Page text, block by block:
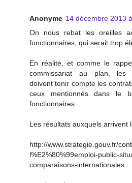
Anonyme 14 décembre 2013
On nous rebat les oreilles
fonctionnaires, qui serait trop
En réalité, et comme le
commissariat au plan, les
doivent tenir compte les
ceux mentionnés dans le
fonctionnaires...
Les résultats auxquels arrivent
http://www.strategie.gouv.fr/
l%E2%80%99emploi-public-
comparaisons-internationales